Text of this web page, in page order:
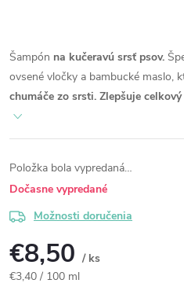
Šampón na kučeravú srsť psov.
ovsené vločky a bambucké maslo,
chumáče zo srsti. Zlepšuje
Položka bola vypredaná…
Dočasne vypredané
Možnosti doručenia
€8,50 / ks
Jednotková
€3,40 / 100 ml